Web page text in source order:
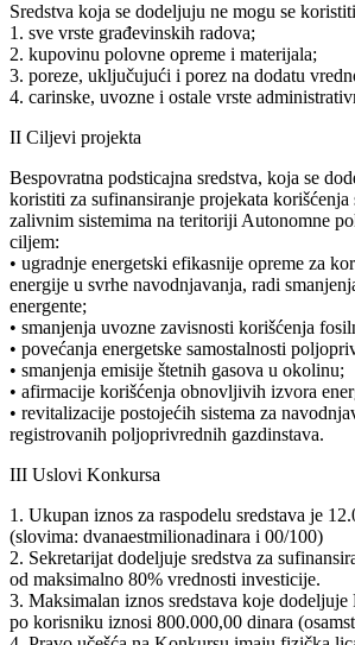
Sredstva koja se dodeljuju ne mogu se
1. sve vrste građevinskih radova;
2. kupovinu polovne opreme i materijala;
3. poreze, uključujući i porez na dodatu
4. carinske, uvozne i ostale vrste
II Ciljevi projekta
Bespovratna podsticajna sredstva, koja se
koristiti za sufinansiranje projekata korišćenja
zalivnim sistemima na teritoriji Autonomne
ciljem:
• ugradnje energetski efikasnije opreme za
energije u svrhe navodnjavanja, radi
energente;
• smanjenja uvozne zavisnosti korišćenja
• povećanja energetske samostalnosti
• smanjenja emisije štetnih gasova u okolinu;
• afirmacije korišćenja obnovljivih izvora
• revitalizacije postojećih sistema za
registrovanih poljoprivrednih gazdinstava.
III Uslovi Konkursa
1. Ukupan iznos za raspodelu sredstava je
(slovima: dvanaestmilionadinara i 00/100)
2. Sekretarijat dodeljuje sredstva za
od maksimalno 80% vrednosti investicije.
3. Maksimalan iznos sredstava koje
po korisniku iznosi 800.000,00 dinara